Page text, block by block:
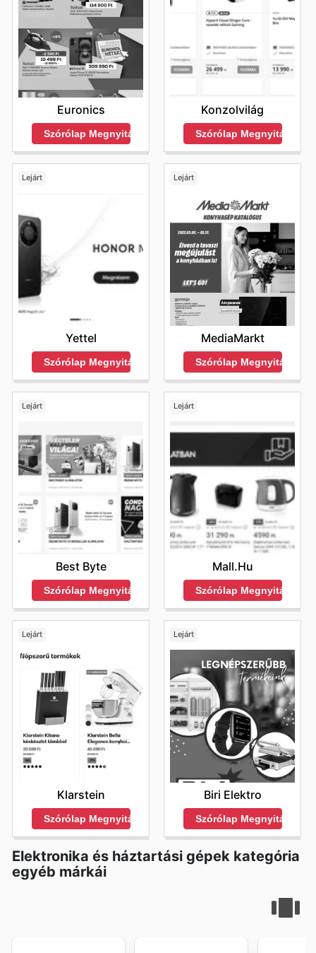
Euronics
Szórólap Megnyitása
Konzolvilág
Szórólap Megnyitása
Lejárt
Yettel
Szórólap Megnyitása
Lejárt
MediaMarkt
Szórólap Megnyitása
Lejárt
Best Byte
Szórólap Megnyitása
Lejárt
Mall.Hu
Szórólap Megnyitása
Lejárt
Klarstein
Szórólap Megnyitása
Lejárt
Biri Elektro
Szórólap Megnyitása
Elektronika és háztartási gépek kategória
egyéb márkái